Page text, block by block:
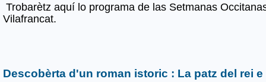
Trobarètz aquí lo programa de las Setmanas
Vilafrancat.
Descobèrta d'un roman istoric : La patz del rei